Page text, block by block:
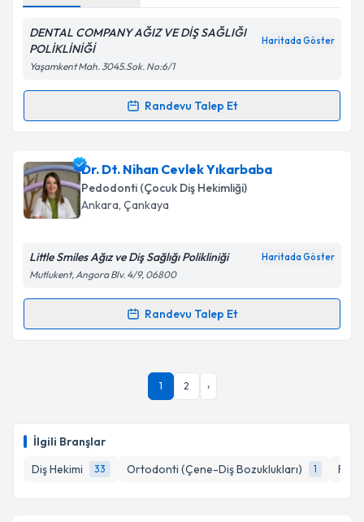
İlgili Branşlar
Diş Hekimi
33 Ortodonti (Çene-Diş Bozuklukları) 1
Kişisel verilerimin işlenmesine ilişkin
Aydınlatma
Metni'ni okudum ve kişisel verilerimin belirtilen
DENTAL COMPANY AĞIZ VE DİŞ SAĞLIĞI
POLİKLİNİĞİ
Haritada Göster
Yaşamkent Mah. 3045.Sok. No:6/1
Randevu Talep Et
Randevu Takvimi Talebi
Dr. Dt. İlayda Hünler Dönmeziçin randevu takvimi
talebi oluşturun. Size bu uzmandan randevu almanız
için bir takvim hazırlandığında e-posta ile
bilgilendireceğiz.
Kişisel verilerimin işlenmesine ilişkinAydınlatma
Dr. Dt. Nihan Cevlek Yıkarbaba
Pedodonti (Çocuk Diş Hekimliği)
Ankara, Çankaya
Little Smiles Ağız ve Diş Sağlığı Polikliniği Haritada Göster
Mutlukent, Angora Blv. 4/9, 06800
Randevu Talep Et
Randevu Takvimi Talebi
Dr. Dt. Nihan Cevlek Yıkarbaba
takvimi talebi oluşturun. Size bu uzmandan randevu
bilgilendireceğiz.
1 2 ›